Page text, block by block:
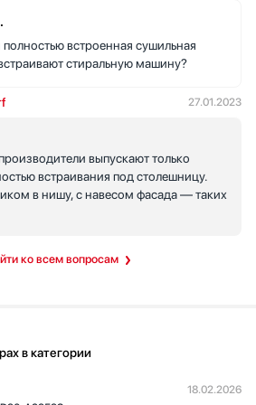
резервуара не пропускаю. Барабан с
если хочу, чтобы бельё было
успокоила: дети не включат
— выглядит современно и аккуратно
такую модель.
встроенная сушильная
стиральную машину?
27.01.2023
выпускают только
встраивания под столешницу.
в нишу, с навесом фасада — таких
ко всем вопросам
в категории
18.02.2026